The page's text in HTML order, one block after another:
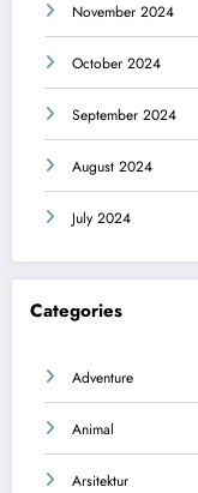
November 2024
October 2024
September 2024
August 2024
July 2024
Categories
Adventure
Animal
Arsitektur